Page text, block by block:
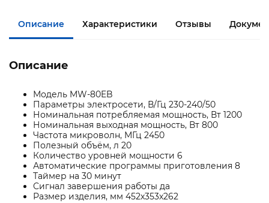
Описание Характеристики Отзывы
Описание
Модель MW-80EB
Параметры электросети, В/Гц 230-240/50
Номинальная потребляемая мощность, Вт 1200
Номинальная выходная мощность, Вт 800
Частота микроволн, МГц 2450
Полезный объём, л 20
Количество уровней мощности 6
Автоматические программы приготовления 8
Таймер на 30 минут
Сигнал завершения работы да
Размер изделия, мм 452х353х262